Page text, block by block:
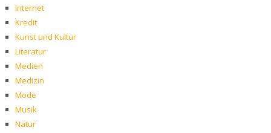
Internet
Kredit
Kunst und Kultur
Literatur
Medien
Medizin
Mode
Musik
Natur